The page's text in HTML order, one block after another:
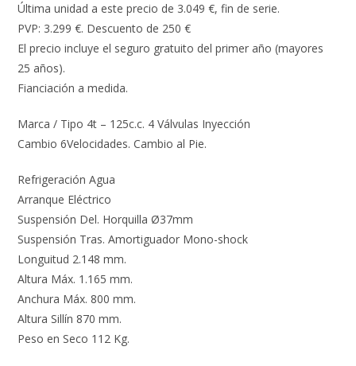
Última unidad a este precio de 3.049 €, fin de serie.
PVP: 3.299 €. Descuento de 250 €
El precio incluye el seguro gratuito del primer año (mayores
25 años).
Fianciación a medida.
Marca / Tipo 4t – 125c.c. 4 Válvulas Inyección
Cambio 6Velocidades. Cambio al Pie.
Refrigeración Agua
Arranque Eléctrico
Suspensión Del. Horquilla Ø37mm
Suspensión Tras. Amortiguador Mono-shock
Longuitud 2.148 mm.
Altura Máx. 1.165 mm.
Anchura Máx. 800 mm.
Altura Sillín 870 mm.
Peso en Seco 112 Kg.